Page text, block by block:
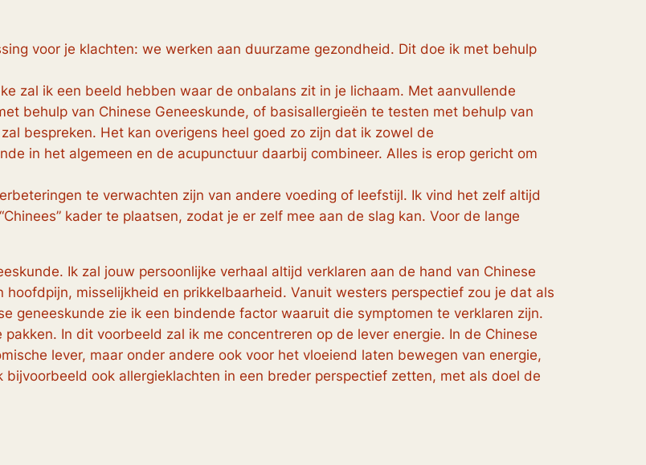
voor je klachten: we werken aan duurzame gezondheid. Dit doe ik met behulp
zal ik een beeld hebben waar de onbalans zit in je lichaam. Met aanvullende
behulp van Chinese Geneeskunde, of basisallergieën te testen met behulp van
bespreken. Het kan overigens heel goed zo zijn dat ik zowel de
in het algemeen en de acupunctuur daarbij combineer. Alles is erop gericht om
te verwachten zijn van andere voeding of leefstijl. Ik vind het zelf altijd
kader te plaatsen, zodat je er zelf mee aan de slag kan. Voor de lange
Ik zal jouw persoonlijke verhaal altijd verklaren aan de hand van Chinese
misselijkheid en prikkelbaarheid. Vanuit westers perspectief zou je dat als
geneeskunde zie ik een bindende factor waaruit die symptomen te verklaren zijn.
In dit voorbeeld zal ik me concentreren op de lever energie. In de Chinese
lever, maar onder andere ook voor het vloeiend laten bewegen van energie,
ook allergieklachten in een breder perspectief zetten, met als doel de